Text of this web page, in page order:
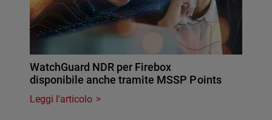
WatchGuard NDR per Firebox
disponibile anche tramite MSSP Points
Leggi l'articolo